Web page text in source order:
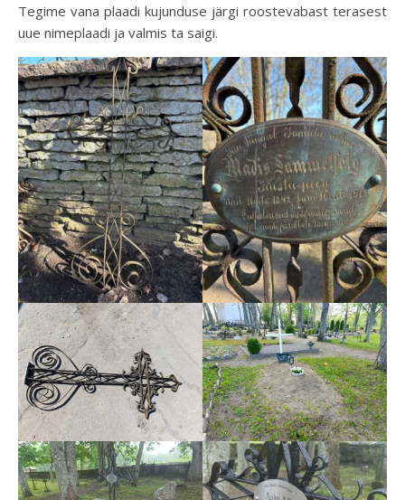
Tegime vana plaadi kujunduse järgi roostevabast terasest
uue nimeplaadi ja valmis ta saigi.